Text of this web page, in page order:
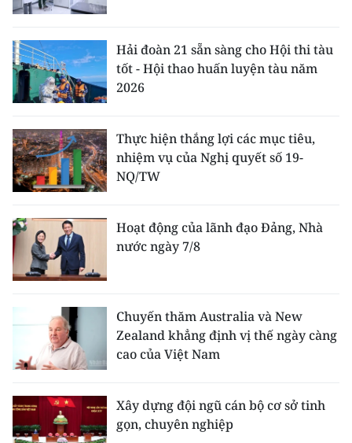
Hải đoàn 21 sẵn sàng cho Hội thi tàu
tốt - Hội thao huấn luyện tàu năm
2026
Thực hiện thắng lợi các mục tiêu,
nhiệm vụ của Nghị quyết số 19-
NQ/TW
Hoạt động của lãnh đạo Đảng, Nhà
nước ngày 7/8
Chuyến thăm Australia và New
Zealand khẳng định vị thế ngày càng
cao của Việt Nam
Xây dựng đội ngũ cán bộ cơ sở tinh
gọn, chuyên nghiệp